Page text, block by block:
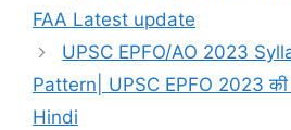
FAA Latest update
UPSC EPFO/AO 2023
Pattern| UPSC EPFO 2023 की
Hindi